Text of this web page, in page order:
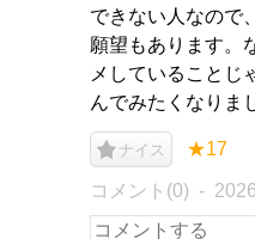
できない人なので
願望もあります。
メしていることじ
んでみたくなりま
ナイス ★17
コメント(0)